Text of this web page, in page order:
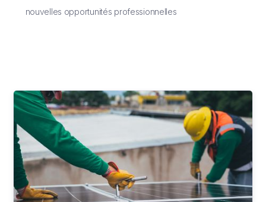
nouvelles opportunités professionnelles